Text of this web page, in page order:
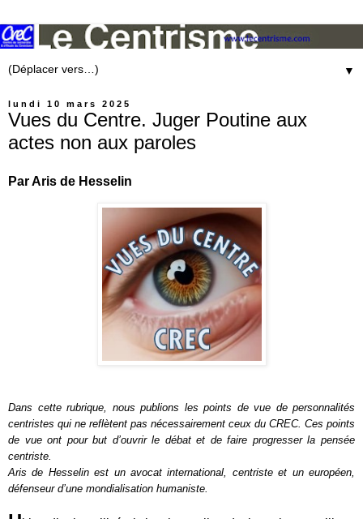
▼
lundi 10 mars 2025
Vues du Centre. Juger Poutine aux
actes non aux paroles
Par Aris de Hesselin
Dans cette rubrique, nous publions les points de vue de personnalités
centristes qui ne reflètent pas nécessairement ceux du CREC. Ces points
de vue ont pour but d’ouvrir le débat et de faire progresser la pensée
centriste.
Aris de Hesselin est un avocat international, centriste et un européen,
défenseur d’une mondialisation humaniste.